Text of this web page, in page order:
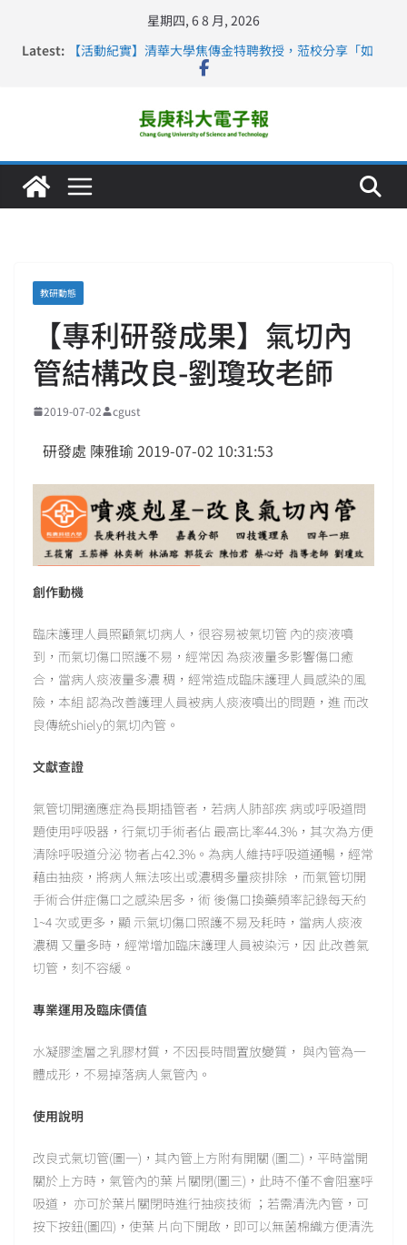
星期四, 6 8 月, 2026
Latest:
【活動紀實】清華大學焦傳金特聘教授，蒞校分享「如
長庚科大連四年穩居《遠見》醫學大學第5名 辦學實力再
深化永續醫療 長庚科大攜菲、印頂尖大學跨國合作
長庚科大護理系勇奪2026羅馬尼亞歐洲盃國際發明展雙
金牌暨雙特別獎 AI智慧照護與護理教育創新獲國際肯定
教研動態
【專利研發成果】氣切內
管結構改良-劉瓊玫老師
2019-07-02 cgust
研發處 陳雅瑜 2019-07-02 10:31:53
創作動機
臨床護理人員照顧氣切病人，很容易被氣切管 內的痰液噴
到，而氣切傷口照護不易，經常因 為痰液量多影響傷口癒
合，當病人痰液量多濃 稠，經常造成臨床護理人員感染的風
險，本組 認為改善護理人員被病人痰液噴出的問題，進 而改
良傳統shiely的氣切內管。
文獻查證
氣管切開適應症為長期插管者，若病人肺部疾 病或呼吸道問
題使用呼吸器，行氣切手術者佔 最高比率44.3%，其次為方便
清除呼吸道分泌 物者占42.3%。為病人維持呼吸道通暢，經常
藉由抽痰，將病人無法咳出或濃稠多量痰排除 ，而氣管切開
手術合併症傷口之感染居多，術 後傷口換藥頻率記錄每天約
1~4 次或更多，顯 示氣切傷口照護不易及耗時，當病人痰液
濃稠 又量多時，經常增加臨床護理人員被染污，因 此改善氣
切管，刻不容緩。
專業運用及臨床價值
水凝膠塗層之乳膠材質，不因長時間置放變質， 與內管為一
體成形，不易掉落病人氣管內。
使用說明
改良式氣切管(圖一)，其內管上方附有開關 (圖二)，平時當開
關於上方時，氣管內的葉 片關閉(圖三)，此時不僅不會阻塞呼
吸道， 亦可於葉片關閉時進行抽痰技術 ；若需清洗內管，可
按下按鈕(圖四)，使葉 片向下開啟，即可以無菌棉織方便清洗